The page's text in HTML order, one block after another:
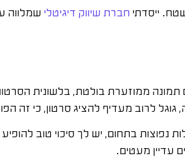
חברת שיווק דיגיטלי שמלווה
ממוזערת בולטת, בלשונית
לרוב מעדיף להציג סרטון, כי זה
בתחום, יש לך סיכוי טוב
עדיין מעטים.